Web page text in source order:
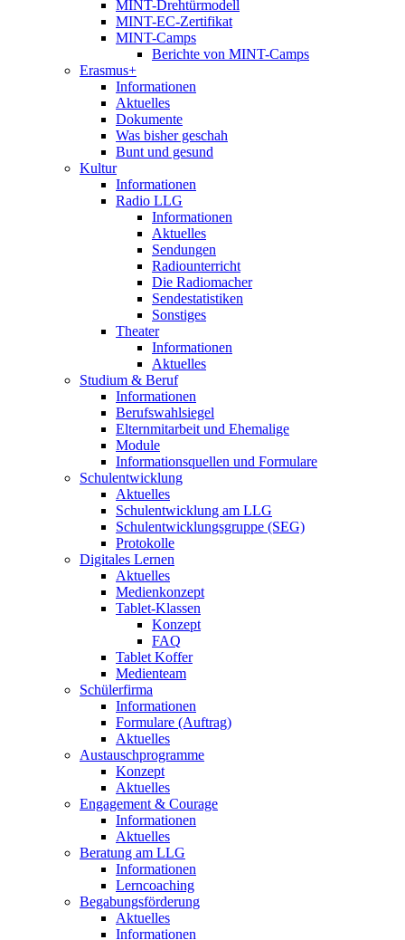
MINT-Drehtürmodell
MINT-EC-Zertifikat
MINT-Camps
Berichte von MINT-Camps
Erasmus+
Informationen
Aktuelles
Dokumente
Was bisher geschah
Bunt und gesund
Kultur
Informationen
Radio LLG
Informationen
Aktuelles
Sendungen
Radiounterricht
Die Radiomacher
Sendestatistiken
Sonstiges
Theater
Informationen
Aktuelles
Studium & Beruf
Informationen
Berufswahlsiegel
Elternmitarbeit und Ehemalige
Module
Informationsquellen und Formulare
Schulentwicklung
Aktuelles
Schulentwicklung am LLG
Schulentwicklungsgruppe (SEG)
Protokolle
Digitales Lernen
Aktuelles
Medienkonzept
Tablet-Klassen
Konzept
FAQ
Tablet Koffer
Medienteam
Schülerfirma
Informationen
Formulare (Auftrag)
Aktuelles
Austauschprogramme
Konzept
Aktuelles
Engagement & Courage
Informationen
Aktuelles
Beratung am LLG
Informationen
Lerncoaching
Begabungsförderung
Aktuelles
Informationen